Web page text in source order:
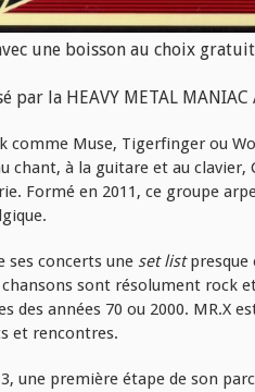
une boisson au choix
par la HEAVY METAL MANIAC
comme Muse, Tigerfinger ou
chant, à la guitare et au
Formé en 2011, ce groupe
ses concerts une set listpresque
sont résolument rock
des années 70 ou 2000. MR.X
et rencontres.
une première étape de son